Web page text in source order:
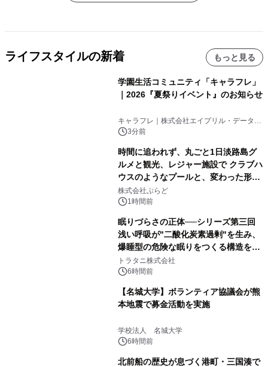
ライフスタイルの新着 もっと見る
学園生活コミュニティ「キャラフレ」
｜2026『夏祭りイベント』のお知らせ
キャラフレ｜株式会社エイプリル・データ・
デザインズ
3分前
時間に追われず、丸ごと1日淡路島グ
ルメと観光、レジャー施設で クラブハ
ウスのようなプールと、変わった形の
サウナも 「THE BOXY AWAJI」のお
得な素泊まり連泊プランで
株式会社ぷらど
1時間前
眠りづらさの正体──シリーズ第三回
浅い呼吸が"二酸化炭素過剰"を生み、
爆睡型の危険な眠りをつくる構造を解
説
トラタニ株式会社
6時間前
【名城大学】ボランティア協議会が熊
本地震で募金活動を実施
学校法人 名城大学
6時間前
北前船の歴史が息づく港町・三国湊で